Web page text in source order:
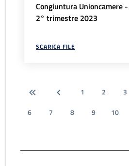
Congiuntura Unioncamere
2° trimestre 2023
SCARICA FILE
1 2 3
6
7 8 9 10